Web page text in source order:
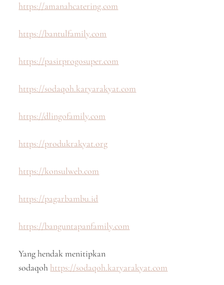
https://amanahcatering.com
https://bantulfamily.com
https://pasirprogosuper.com
https://sodaqoh.karyarakyat.com
https://dlingofamily.com
https://produkrakyat.org
https://konsulweb.com
https://pagarbambu.id
https://banguntapanfamily.com
Yang hendak menitipkan
sodaqoh https://sodaqoh.karyarakyat.com